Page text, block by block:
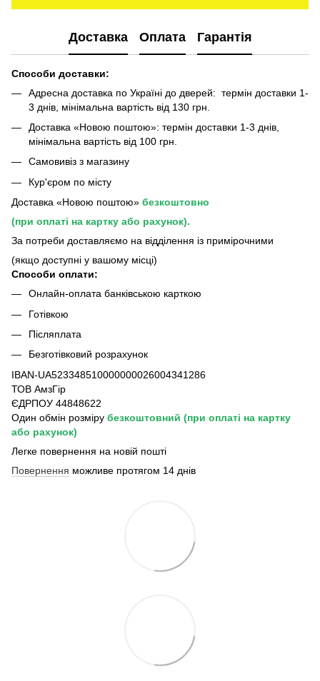
Доставка Оплата Гарантія
Способи доставки:
Адресна доставка по Україні до дверей: термін доставки 1-
3 днів, мінімальна вартість від 130 грн.
Доставка «Новою поштою»: термін доставки 1-3 днів,
мінімальна вартість від 100 грн.
Самовивіз з магазину
Кур'єром по місту
Доставка «Новою поштою» безкоштовно
(при оплаті на картку або рахунок).
За потреби доставляємо на відділення із примірочними
(якщо доступні у вашому місці)
Способи оплати:
Онлайн-оплата банківською карткою
Готівкою
Післяплата
Безготівковий розрахунок
IBAN-UA523348510000000026004341286
ТОВ АмзГір
ЄДРПОУ 44848622
Один обмін розміру безкоштовний (при оплаті на картку
або рахунок)
Легке повернення на новій пошті
Повернення можливе протягом 14 днів